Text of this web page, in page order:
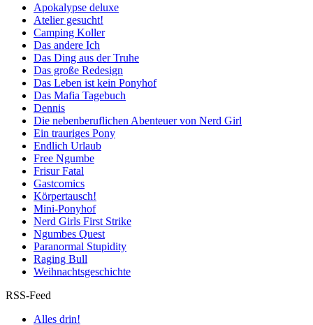
Apokalypse deluxe
Atelier gesucht!
Camping Koller
Das andere Ich
Das Ding aus der Truhe
Das große Redesign
Das Leben ist kein Ponyhof
Das Mafia Tagebuch
Dennis
Die nebenberuflichen Abenteuer von Nerd Girl
Ein trauriges Pony
Endlich Urlaub
Free Ngumbe
Frisur Fatal
Gastcomics
Körpertausch!
Mini-Ponyhof
Nerd Girls First Strike
Ngumbes Quest
Paranormal Stupidity
Raging Bull
Weihnachtsgeschichte
RSS-Feed
Alles drin!